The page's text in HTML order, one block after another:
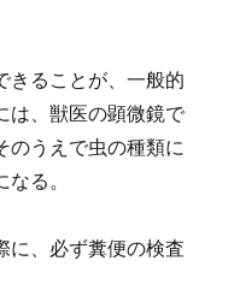
きることが、一般的
は、獣医の顕微鏡で
のうえで虫の種類に
る。
に、必ず糞便の検査